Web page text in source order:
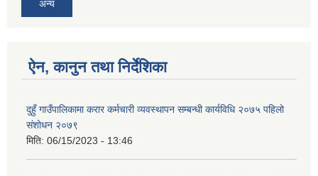
अन्य
ऐन, कानुन तथा निर्देशिका
दुहुँ गाउँपालिकामा करार कर्मचारी व्यवस्थापन सम्बन्धी कार्यविधि २०७५ पहिलो
संशोधन २०७९
मिति: 06/15/2023 - 13:46